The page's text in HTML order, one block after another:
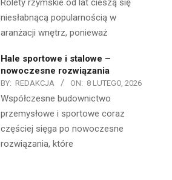
Rolety rzymskie od lat cieszą się
niesłabnącą popularnością w
aranżacji wnętrz, ponieważ
Hale sportowe i stalowe –
nowoczesne rozwiązania
BY: REDAKCJA ON: 8 LUTEGO, 2026
Współczesne budownictwo
przemysłowe i sportowe coraz
częściej sięga po nowoczesne
rozwiązania, które